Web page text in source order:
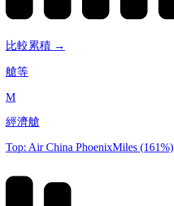
比較累積 →
艙等
M
經濟艙
Top: Air China PhoenixMiles (161%)